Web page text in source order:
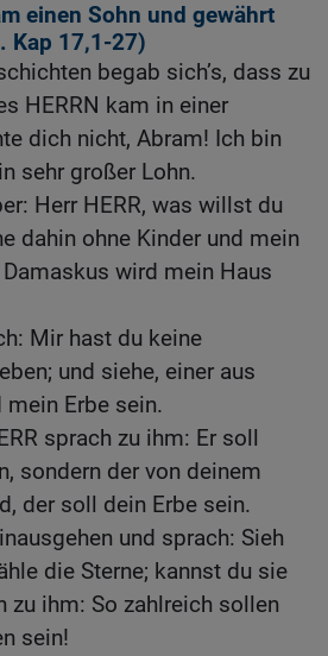
einen Sohn und gewährt
Kap 17,1-27)
begab sich’s, dass zu
HERRN kam in einer
dich nicht, Abram! Ich bin
sehr großer Lohn.
Herr HERR, was willst du
dahin ohne Kinder und mein
wird mein Haus
Mir hast du keine
und siehe, einer aus
Erbe sein.
sprach zu ihm: Er soll
sondern der von deinem
der soll dein Erbe sein.
und sprach: Sieh
die Sterne; kannst du sie
zu ihm: So zahlreich sollen
sein!